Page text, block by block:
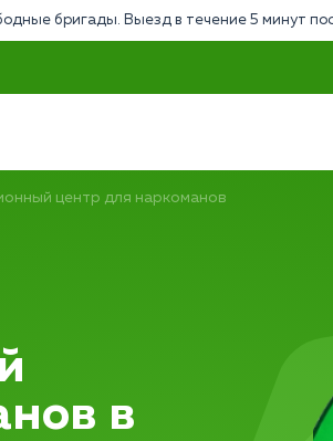
бригады. Выезд в течение 5 минут
центр для наркоманов
в